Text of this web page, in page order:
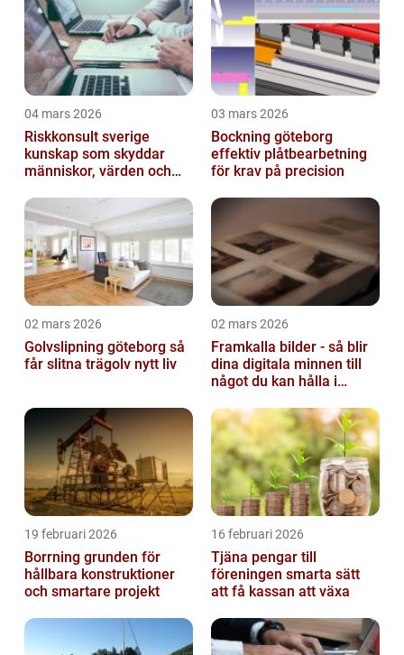
04 mars 2026
Riskkonsult sverige
kunskap som skyddar
människor, värden och
03 mars 2026
Bockning göteborg
effektiv plåtbearbetning
för krav på precision
02 mars 2026
Golvslipning göteborg så
får slitna trägolv nytt liv
02 mars 2026
Framkalla bilder - så blir
dina digitala minnen till
något du kan hålla i
19 februari 2026
Borrning grunden för
hållbara konstruktioner
och smartare projekt
16 februari 2026
Tjäna pengar till
föreningen smarta sätt
att få kassan att växa